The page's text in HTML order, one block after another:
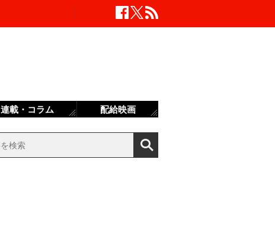
連載・コラム 配給映画